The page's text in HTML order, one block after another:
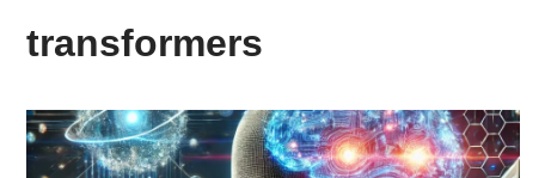
transformers